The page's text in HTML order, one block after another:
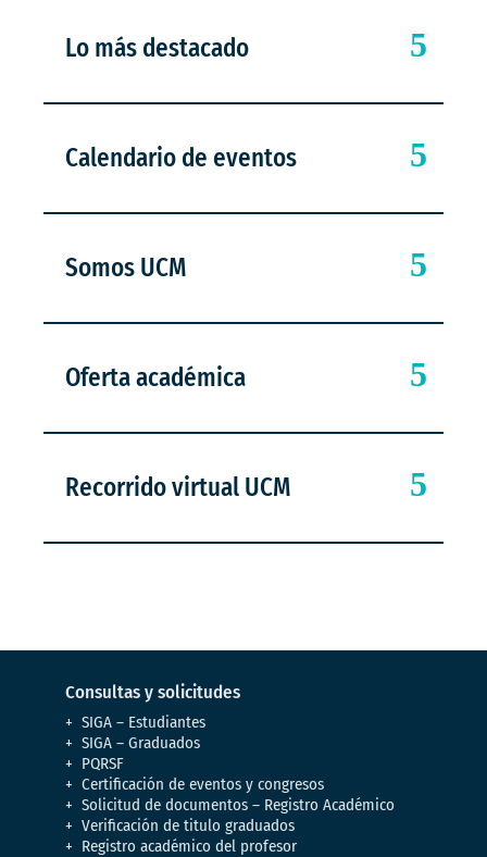
Lo más destacado
Calendario de eventos
Somos UCM
Oferta académica
Recorrido virtual UCM
Consultas y solicitudes
SIGA – Estudiantes
SIGA – Graduados
PQRSF
Certificación de eventos y congresos
Solicitud de documentos – Registro Académico
Verificación de titulo graduados
Registro académico del profesor